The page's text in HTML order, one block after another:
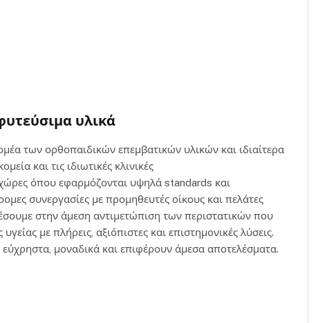
υλικά
των ορθοπαιδικών επεμβατικών υλικών και ιδιαίτερα
και τις ιδιωτικές κλινικές
όπου εφαρμόζονται υψηλά standards και
συνεργασίες με προμηθευτές οίκους και πελάτες
στην άμεση αντιμετώπιση των περιστατικών που
με πλήρεις, αξιόπιστες και επιστημονικές λύσεις.
μοναδικά και επιφέρουν άμεσα αποτελέσματα.